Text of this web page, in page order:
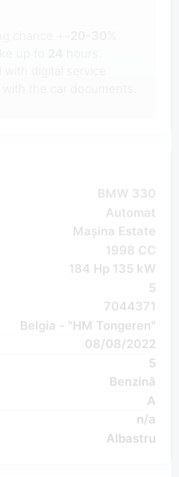
BMW 330
Automat
Mașina Estate
1998 CC
184 Hp 135 kW
5
7044371
Belgia - "HM Tongeren"
08/08/2022
5
Benzină
A
n/a
Albastru